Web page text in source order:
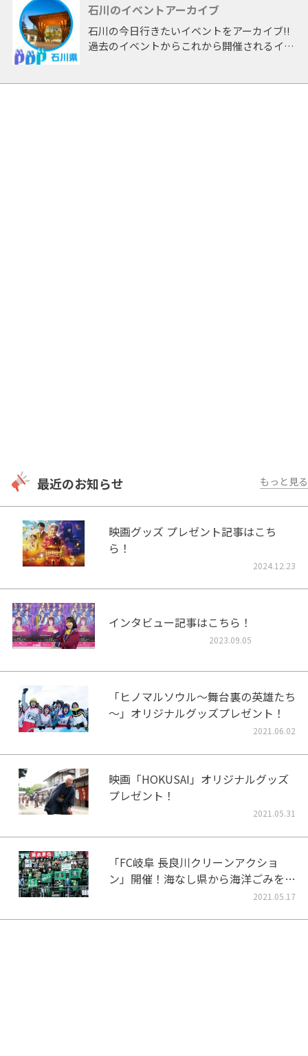
石川のイベントアーカイブ
石川の今日行きたいイベントをアーカイブ!!
過去のイベントからこれから開催されるイベ
最近のお知らせ もっと見る
映画グッズ プレゼント記事はこち
ら！
2024.12.23
インタビュー記事はこちら！
2023.09.05
「ヒノマルソウル～舞台裏の英雄たち
～」オリジナルグッズプレゼント！
2021.06.02
映画「HOKUSAI」オリジナルグッズ
プレゼント！
2021.05.31
「FC岐阜 長良川クリーンアクショ
ン」開催！海なし県から海洋ごみをな
2021.05.17